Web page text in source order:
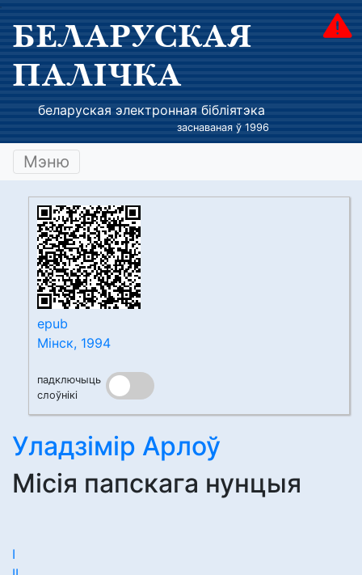
БЕЛАРУСКАЯ
ПАЛІЧКА
беларуская электронная бібліятэка
заснаваная ў 1996
Мэню
epub
Мінск, 1994
падключыць
слоўнікі
Уладзімір Арлоў
Місія папскага нунцыя
I